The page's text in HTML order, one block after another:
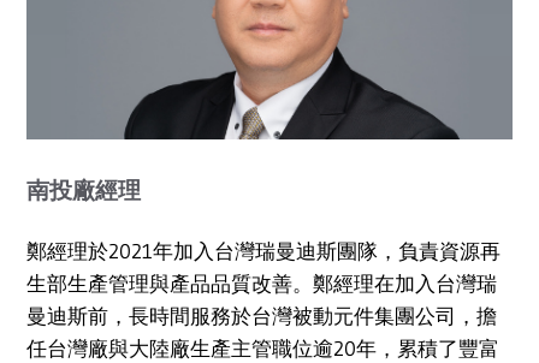
南投廠經理
鄭經理於2021年加入台灣瑞曼迪斯團隊，負責資源再
生部生產管理與產品品質改善。鄭經理在加入台灣瑞
曼迪斯前，長時間服務於台灣被動元件集團公司，擔
任台灣廠與大陸廠生產主管職位逾20年，累積了豐富